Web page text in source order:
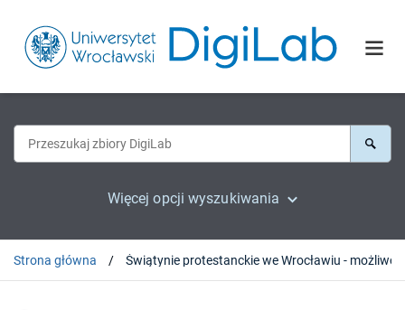
Więcej opcji wyszukiwania
Strona główna